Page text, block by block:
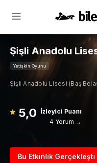
Şişli Anadolu
Yetişkin Oyunu
Şişli Anadolu Lisesi (Baş
5,0 İzleyici Puanı
4 Yorum →
Bu Etkinlik Gerçekleşti